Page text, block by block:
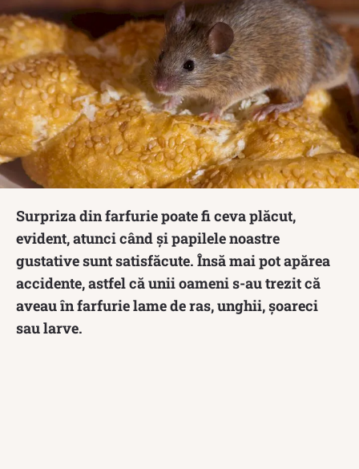
Surpriza din farfurie poate fi ceva plăcut,
evident, atunci când și papilele noastre
gustative sunt satisfăcute. Însă mai pot apărea
accidente, astfel că unii oameni s-au trezit că
aveau în farfurie lame de ras, unghii, șoareci
sau larve.